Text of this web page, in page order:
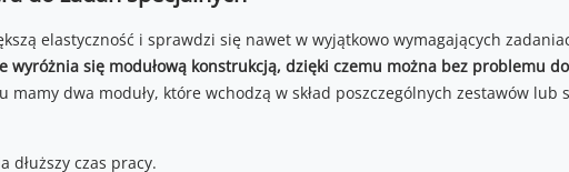
elastyczność i sprawdzi się nawet w wyjątkowo wymagających
wyróżnia się modułową konstrukcją, dzięki czemu można bez problemu
mamy dwa moduły, które wchodzą w skład poszczególnych zestawów lub
dłuższy czas pracy.